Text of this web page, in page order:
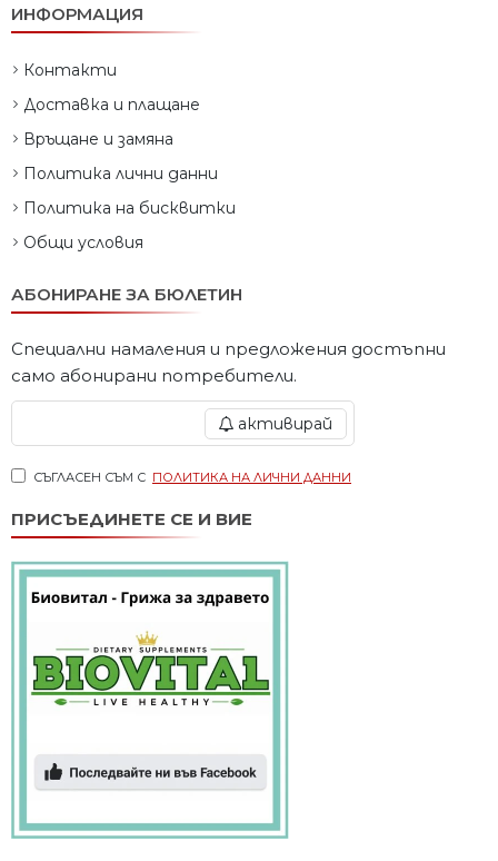
ИНФОРМАЦИЯ
Контакти
Доставка и плащане
Връщане и замяна
Политика лични данни
Политика на бисквитки
Общи условия
АБОНИРАНЕ ЗА БЮЛЕТИН
Специални намаления и предложения достъпни
само абонирани потребители.
активирай
СЪГЛАСЕН СЪМ С ПОЛИТИКА НА ЛИЧНИ ДАННИ
ПРИСЪЕДИНЕТЕ СЕ И ВИЕ